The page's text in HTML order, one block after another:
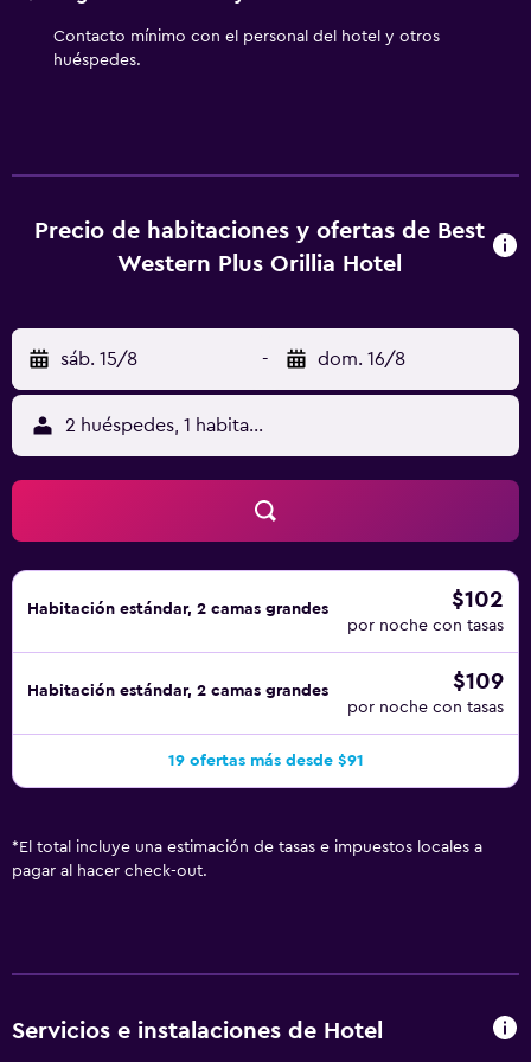
Contacto mínimo con el personal del hotel y otros
huéspedes.
Precio de habitaciones y ofertas de Best
Western Plus Orillia Hotel
sáb. 15/8 - dom. 16/8
2 huéspedes, 1 habitación
Habitación estándar, 2 camas grandes $102
por noche con tasas
Habitación estándar, 2 camas grandes $109
por noche con tasas
19 ofertas más desde $91
* El total incluye una estimación de tasas e impuestos locales a
pagar al hacer check-out.
Servicios e instalaciones de Hotel